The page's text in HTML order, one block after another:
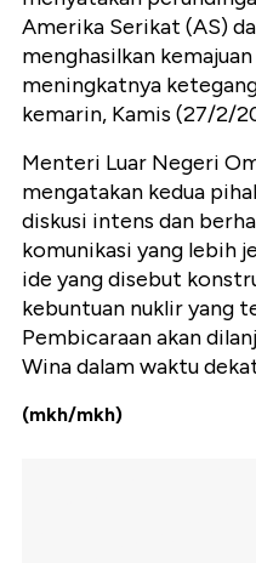
Amerika Serikat (AS)
menghasilkan
meningkatnya
kemarin, Kamis (27/2/
Menteri Luar Negeri
mengatakan kedua
diskusi intens dan
komunikasi yang lebih
ide yang disebut
kebuntuan nuklir yang
Pembicaraan akan
Wina dalam waktu
(mkh/mkh)